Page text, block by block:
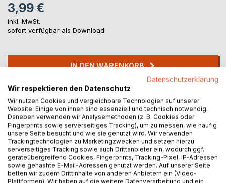
3,99 €
inkl. MwSt.
sofort verfügbar als Download
IN DEN WARENKORB
Auf die Merkliste
Titel bewerten
Datenschutzerklärung
Wir respektieren den Datenschutz
Wir nutzen Cookies und vergleichbare Technologien auf unserer
Website. Einige von ihnen sind essenziell und technisch notwendig.
Daneben verwenden wir Analysemethoden (z. B. Cookies oder
Fingerprints sowie serverseitiges Tracking), um zu messen, wie häufig
unsere Seite besucht und wie sie genutzt wird. Wir verwenden
Trackingtechnologien zu Marketingzwecken und setzen hierzu
serverseitiges Tracking sowie auch Drittanbieter ein, wodurch ggf.
geräteübergreifend Cookies, Fingerprints, Tracking-Pixel, IP-Adressen
sowie gehashte E-Mail-Adressen genutzt werden. Auf unserer Seite
betten wir zudem Drittinhalte von anderen Anbietern ein (Video-
Plattformen). Wir haben auf die weitere Datenverarbeitung und ein